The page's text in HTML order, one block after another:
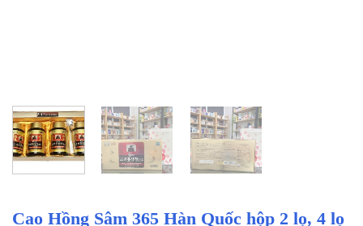
Cao Hồng Sâm 365 Hàn Quốc hộp 2 lọ, 4 lọ